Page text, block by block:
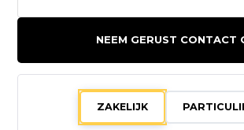
0512 - 881010
Bezoek website
NEEM GERUST CONTACT
ZAKELIJK